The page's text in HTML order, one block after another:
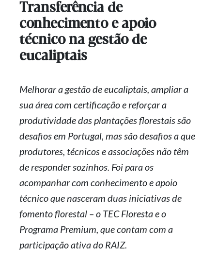
Transferência de
conhecimento e apoio
técnico na gestão de
eucaliptais
Melhorar a gestão de eucaliptais, ampliar a
sua área com certificação e reforçar a
produtividade das plantações florestais são
desafios em Portugal, mas são desafios a que
produtores, técnicos e associações não têm
de responder sozinhos. Foi para os
acompanhar com conhecimento e apoio
técnico que nasceram duas iniciativas de
fomento florestal – o TEC Floresta e o
Programa Premium, que contam com a
participação ativa do RAIZ.